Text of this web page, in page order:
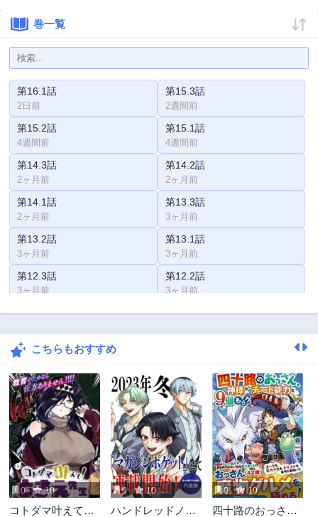
巻一覧
第16.1話
2日前
第15.3話
2週間前
第15.2話
4週間前
第15.1話
4週間前
第14.3話
2ヶ月前
第14.2話
2ヶ月前
第14.1話
2ヶ月前
第13.3話
3ヶ月前
第13.2話
3ヶ月前
第13.1話
3ヶ月前
第12.3話
3ヶ月前
第12.2話
3ヶ月前
第12.1話 第11.3話
第11.2話
第10話
3ヶ月前
第9話
3ヶ月前
第8.5話
3ヶ月前
第8話
3ヶ月前
第7話
3ヶ月前
第6話
3ヶ月前
第5話
3ヶ月前
第4.5話
3ヶ月前
こちらもおすすめ
0 10
コトダマ叶えて！
0 10
ハンドレッドノー
0 10
四十路のおっさ